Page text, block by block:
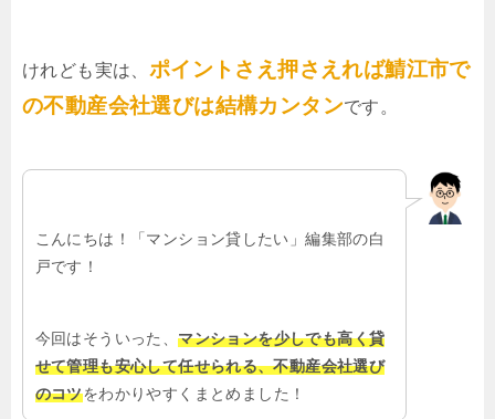
けれども実は、 ポイントさえ押さえれば鯖江市で
の不動産会社選びは結構カンタンです。
こんにちは！「マンション貸したい」編集部の白
戸です！
今回はそういった、マンションを少しでも高く貸
せて管理も安心して任せられる、不動産会社選び
のコツをわかりやすくまとめました！